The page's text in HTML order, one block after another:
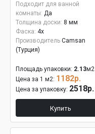
Подходит для ванной
комнаты: Да
Толщина доски: 8 мм
Фаска: 4x
Производитель Camsan
(Турция)
Площадь упаковки: 2.13м2
Цена за 1 м2: 1182р.
Цена за упаковку: 2518р.
Купить